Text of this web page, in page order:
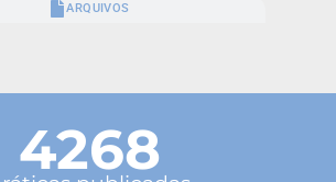
ARQUIVOS
4268